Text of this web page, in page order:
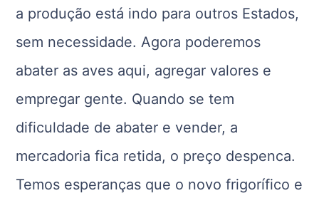
a produção está indo para outros Estados,
sem necessidade. Agora poderemos
abater as aves aqui, agregar valores e
empregar gente. Quando se tem
dificuldade de abater e vender, a
mercadoria fica retida, o preço despenca.
Temos esperanças que o novo frigorífico e